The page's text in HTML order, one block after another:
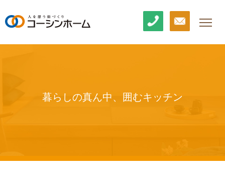
暮らしの真ん中、囲むキッチン